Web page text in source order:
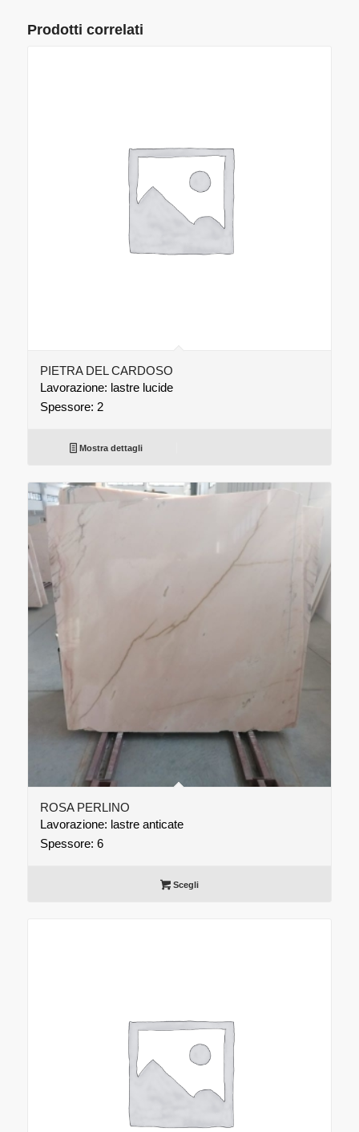
Prodotti correlati
PIETRA DEL CARDOSO
Lavorazione: lastre lucide
Spessore: 2
Mostra dettagli
ROSA PERLINO
Lavorazione: lastre anticate
Spessore: 6
Scegli